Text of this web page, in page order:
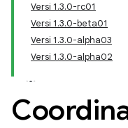
Versi 1.3.0-rc01
Versi 1.3.0-beta01
Versi 1.3.0-alpha03
Versi 1.3.0-alpha02